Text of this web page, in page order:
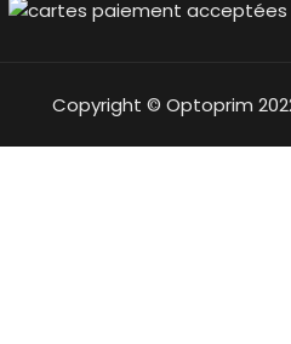
Copyright © Optoprim